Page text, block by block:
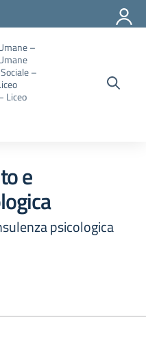
–
–
Liceo
e
psicologica